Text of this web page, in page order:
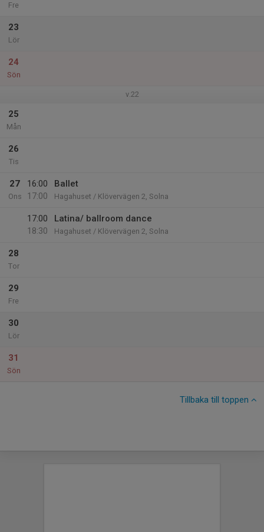
Fre
23
Lör
24
Sön
v.22
25
Mån
26
Tis
27
Ons
16:00
17:00
Ballet
Hagahuset / Klövervägen 2, Solna
17:00
18:30
Latina/ ballroom dance
Hagahuset / Klövervägen 2, Solna
28
Tor
29
Fre
30
Lör
31
Sön
Tillbaka till toppen